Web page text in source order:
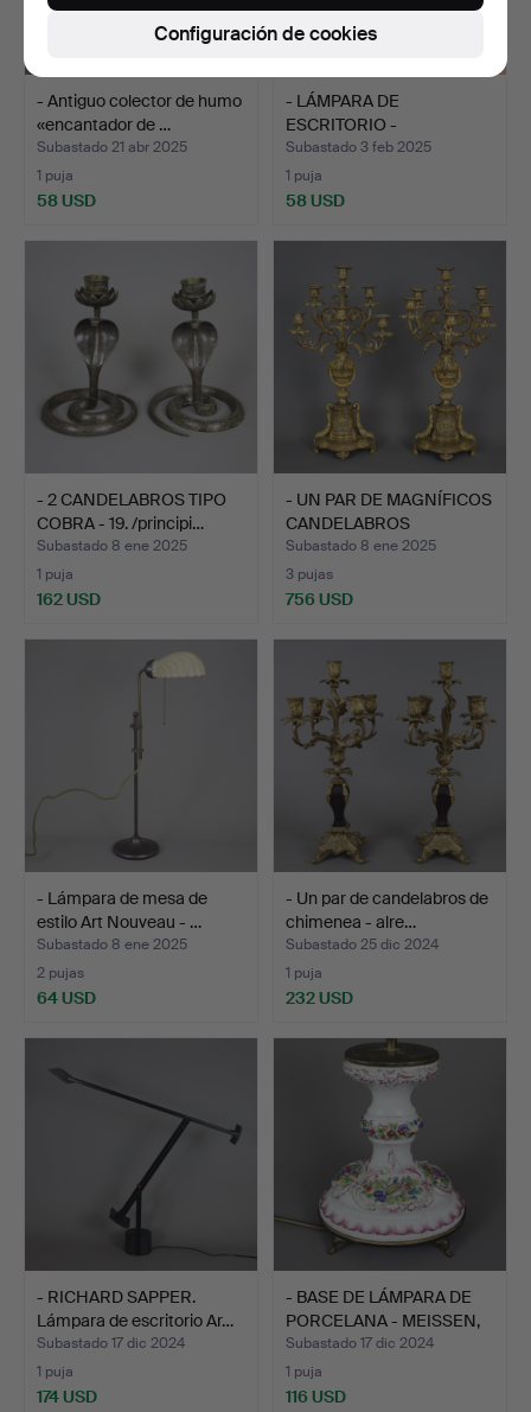
- Antiguo colector de humo
«encantador de …
Subastado 21 abr 2025
1 puja
58 USD
- LÁMPARA DE
ESCRITORIO -
PROBABLEMENTE VE…
Subastado 3 feb 2025
1 puja
58 USD
- 2 CANDELABROS TIPO
COBRA - 19. /principi…
Subastado 8 ene 2025
1 puja
162 USD
- UN PAR DE MAGNÍFICOS
CANDELABROS
DORADOS…
Subastado 8 ene 2025
3 pujas
756 USD
- Lámpara de mesa de
estilo Art Nouveau - …
Subastado 8 ene 2025
2 pujas
64 USD
- Un par de candelabros de
chimenea - alre…
Subastado 25 dic 2024
1 puja
232 USD
- RICHARD SAPPER.
Lámpara de escritorio Ar…
Subastado 17 dic 2024
1 puja
174 USD
- BASE DE LÁMPARA DE
PORCELANA - MEISSEN,
…
Subastado 17 dic 2024
1 puja
116 USD
Configuración de cookies